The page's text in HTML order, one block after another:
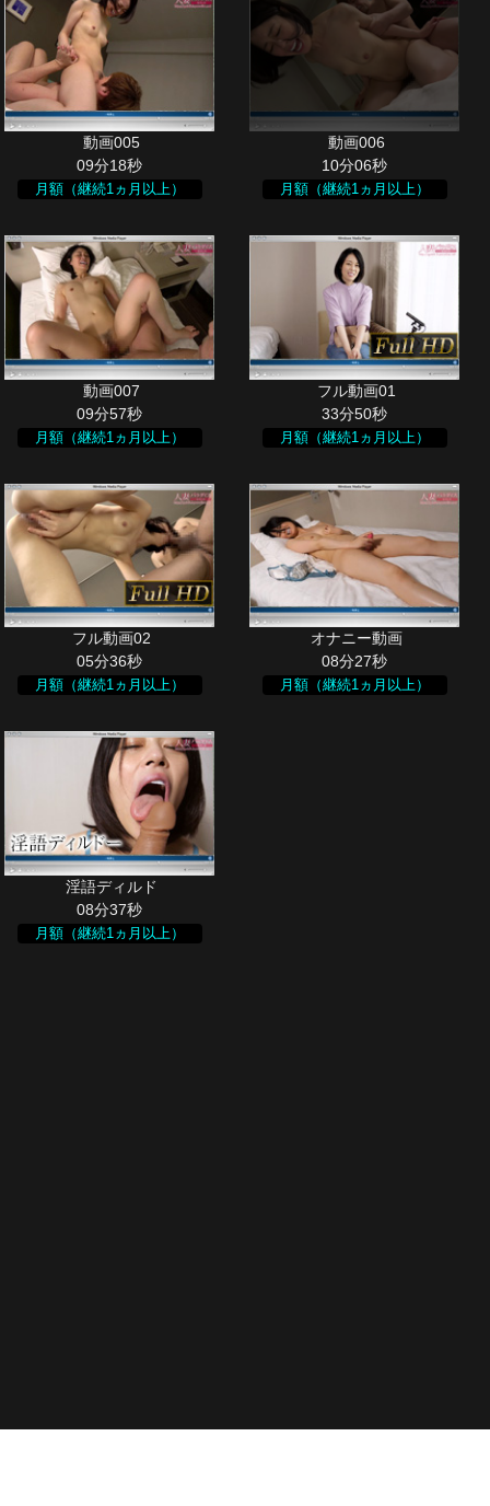
09分18秒
月額（継続1ヵ月以上）
10分06秒
月額（継続1ヵ月以上）
09分57秒
月額（継続1ヵ月以上）
33分50秒
月額（継続1ヵ月以上）
05分36秒
月額（継続1ヵ月以上）
08分27秒
月額（継続1ヵ月以上）
08分37秒
月額（継続1ヵ月以上）